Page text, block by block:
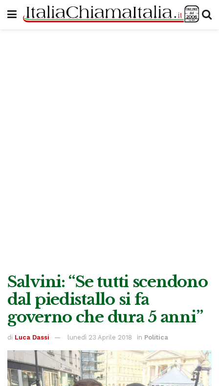
Salvini: “Se tutti scendono
dal piedistallo si fa
governo che dura 5 anni”
di Luca Dassi lunedì 23 Aprile 2018 in Politica